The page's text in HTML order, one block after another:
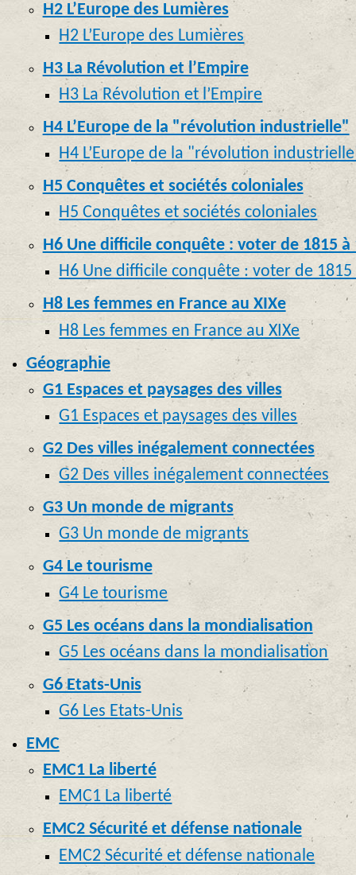
H2 L’Europe des Lumières
H2 L’Europe des Lumières
H3 La Révolution et l’Empire
H3 La Révolution et l’Empire
H4 L’Europe de la "révolution industrielle"
H4 L’Europe de la "révolution
H5 Conquêtes et sociétés coloniales
H5 Conquêtes et sociétés coloniales
H6 Une difficile conquête : voter de 1815 à
H6 Une difficile conquête : voter de 1815
H8 Les femmes en France au XIXe
H8 Les femmes en France au XIXe
Géographie
G1 Espaces et paysages des villes
G1 Espaces et paysages des villes
G2 Des villes inégalement connectées
G2 Des villes inégalement connectées
G3 Un monde de migrants
G3 Un monde de migrants
G4 Le tourisme
G4 Le tourisme
G5 Les océans dans la mondialisation
G5 Les océans dans la mondialisation
G6 Etats-Unis
G6 Les Etats-Unis
EMC
EMC1 La liberté
EMC1 La liberté
EMC2 Sécurité et défense nationale
EMC2 Sécurité et défense nationale